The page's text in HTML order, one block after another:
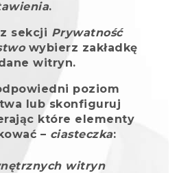
.
sekcji Prywatność
wybierz zakładkę
witryn.
poziom
lub skonfiguruj
które elementy
– ciasteczka:
witryn